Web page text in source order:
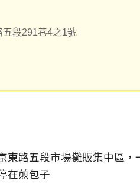
五段291巷4之1號
東路五段市場攤販集中區，
在煎包子